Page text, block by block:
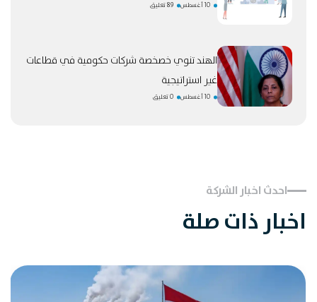
10 أغسطس 89 تعليق
الهند تنوي خصخصة شركات حكومية في قطاعات
غير استراتيجية
10 أغسطس 0 تعليق
احدث اخبار الشركة
اخبار ذات صلة